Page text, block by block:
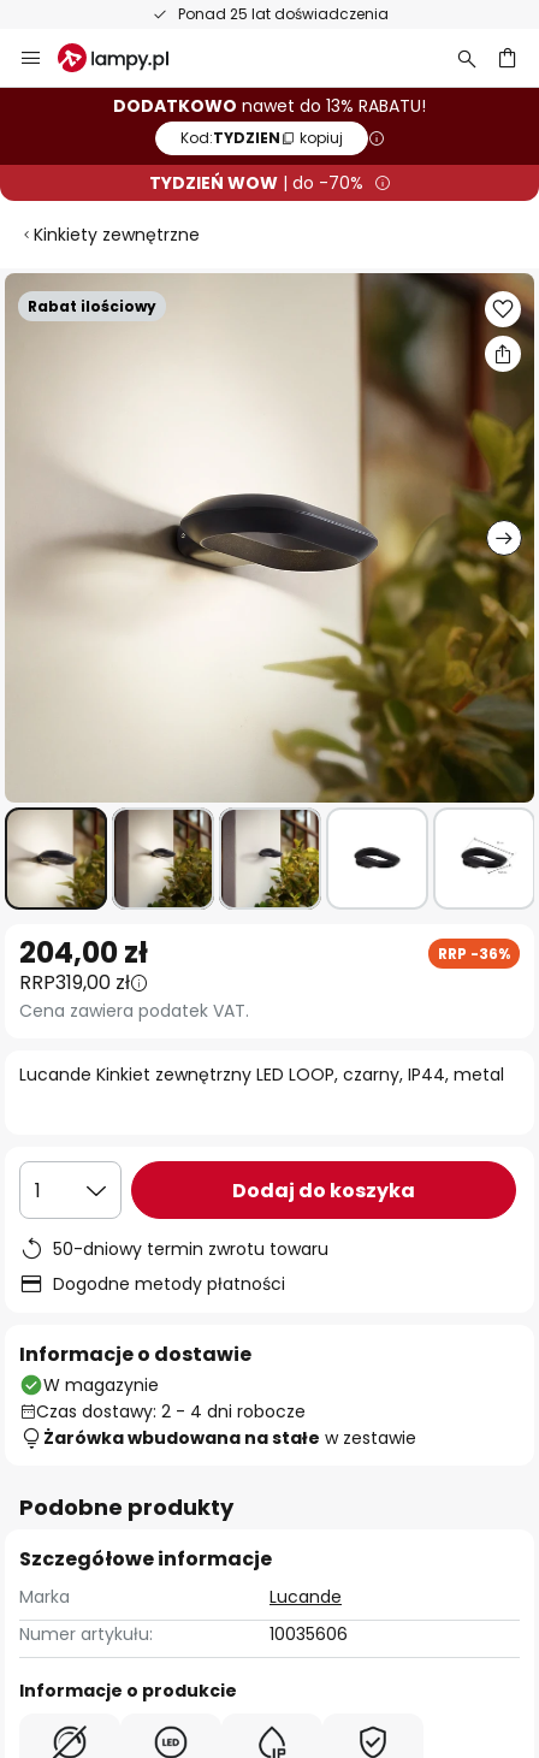
Ponad 25 lat doświadczenia
Przejdź
do
DODATKOWO nawet do 13% RABATU!
Kod:TYDZIEN kopiuj
TYDZIEŃ WOW| do -70%
Kinkiety zewnętrzne
Rabat ilościowy
Przejdź
na
na
początek
galerii
Lucande Kinkiet zewnętrzny LED LOOP, czarny, IP44, metal
204,00 zł RRP -36%
RRP319,00 zł
Cena zawiera podatek VAT.
1 Dodaj do koszyka
50-dniowy termin zwrotu towaru
Dogodne metody płatności
Informacje o dostawie
W magazynie
Czas dostawy: 2 - 4 dni robocze
Żarówka wbudowana na stałe w zestawie
Podobne produkty
Szczegółowe informacje
Marka
Lucande
Numer artykułu:
10035606
Informacje o produkcie